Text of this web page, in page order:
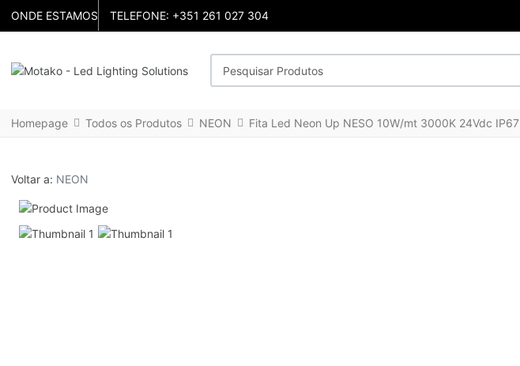
ONDE ESTAMOS TELEFONE: +351 261 027 304
Homepage Todos os Produtos NEON Fita Led Neon Up NESO 10W/mt 3000K 24Vdc IP67
Voltar a: NEON